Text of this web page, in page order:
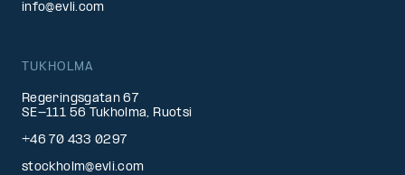
info@evli.com
TUKHOLMA
Regeringsgatan 67
SE-111 56 Tukholma, Ruotsi
+46 70 433 0297
stockholm@evli.com